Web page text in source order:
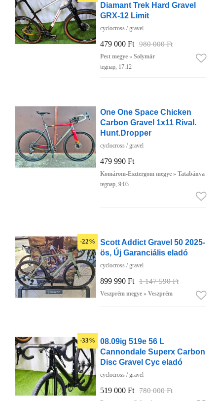
Diamant Trek Hard Gravel
GRX-12 Limit
cyclocross / gravel
479 000 Ft 980 000 Ft
Pest megye » Solymár
tegnap, 17:12
One One Space Chicken
Carbon Gravel 1x11 Rival.
Hunt.Dropper
cyclocross / gravel
479 990 Ft
Komárom-Esztergom megye » Tatabánya
tegnap, 9:03
-22%
Scott Addict Gravel 50 2025-
ös, Új Garanciális eladó
cyclocross / gravel
899 990 Ft 1 147 590 Ft
Veszprém megye » Veszprém
-33%
08.09ig 519e 56 L
Cannondale Superx Carbon
Disc Gravel Cyc eladó
cyclocross / gravel
519 000 Ft 780 000 Ft